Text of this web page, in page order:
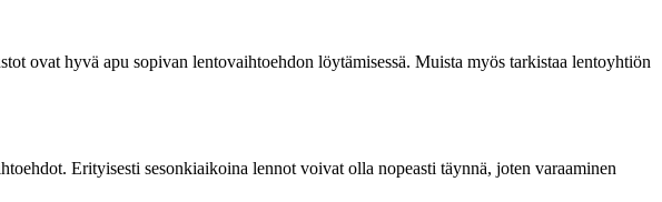
ovat hyvä apu sopivan lentovaihtoehdon löytämisessä. Muista myös tarkistaa lentoyhtiön
Erityisesti sesonkiaikoina lennot voivat olla nopeasti täynnä, joten varaaminen